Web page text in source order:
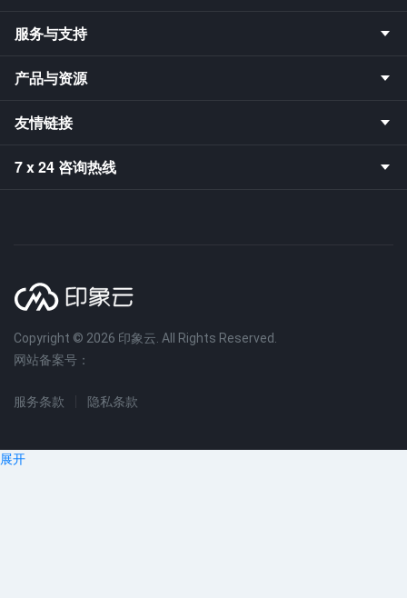
服务与支持
产品与资源
友情链接
7 x 24 咨询热线
Copyright © 2026 印象云. All Rights Reserved.
网站备案号：
服务条款 隐私条款
展开